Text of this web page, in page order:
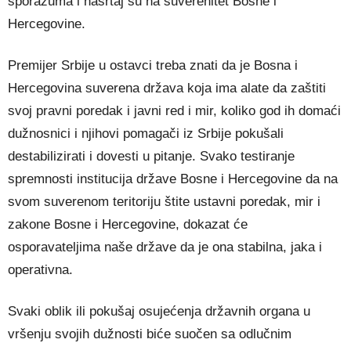
Hercegovine.
Premijer Srbije u ostavci treba znati da je Bosna i
Hercegovina suverena država koja ima alate da zaštiti
svoj pravni poredak i javni red i mir, koliko god ih domaći
dužnosnici i njihovi pomagači iz Srbije pokušali
destabilizirati i dovesti u pitanje. Svako testiranje
spremnosti institucija države Bosne i Hercegovine da na
svom suverenom teritoriju štite ustavni poredak, mir i
zakone Bosne i Hercegovine, dokazat će
osporavateljima naše države da je ona stabilna, jaka i
operativna.
Svaki oblik ili pokušaj osujećenja državnih organa u
vršenju svojih dužnosti biće suočen sa odlučnim